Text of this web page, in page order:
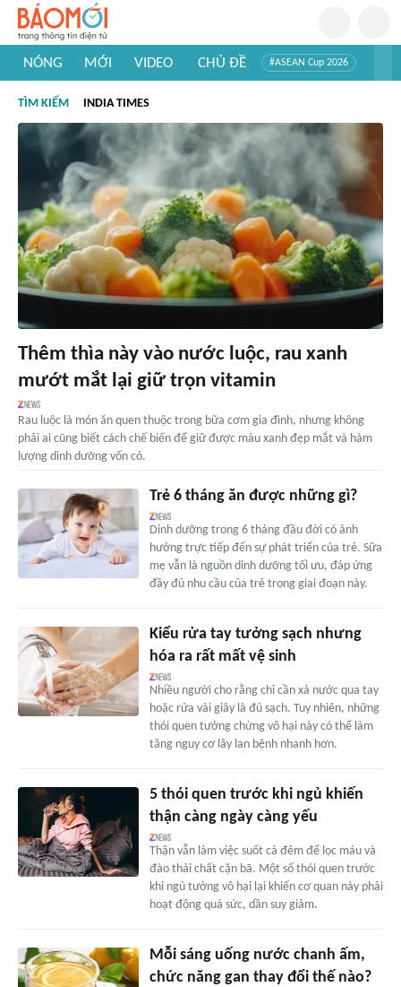
NÓNG MỚI VIDEO CHỦ ĐỀ #ASEAN Cup 2026
#Khám phá thế giới
TÌM KIẾM INDIA TIMES
Thêm thìa này vào nước luộc, rau xanh
mướt mắt lại giữ trọn vitamin
Rau luộc là món ăn quen thuộc trong bữa cơm gia đình, nhưng không
phải ai cũng biết cách chế biến để giữ được màu xanh đẹp mắt và hàm
lượng dinh dưỡng vốn có.
Trẻ 6 tháng ăn được những gì?
Dinh dưỡng trong 6 tháng đầu đời có ảnh
hưởng trực tiếp đến sự phát triển của trẻ. Sữa
mẹ vẫn là nguồn dinh dưỡng tối ưu, đáp ứng
đầy đủ nhu cầu của trẻ trong giai đoạn này.
Kiểu rửa tay tưởng sạch nhưng
hóa ra rất mất vệ sinh
Nhiều người cho rằng chỉ cần xả nước qua tay
hoặc rửa vài giây là đủ sạch. Tuy nhiên, những
thói quen tưởng chừng vô hại này có thể làm
tăng nguy cơ lây lan bệnh nhanh hơn.
5 thói quen trước khi ngủ khiến
thận càng ngày càng yếu
Thận vẫn làm việc suốt cả đêm để lọc máu và
đào thải chất cặn bã. Một số thói quen trước
khi ngủ tưởng vô hại lại khiến cơ quan này phải
hoạt động quá sức, dần suy giảm.
Mỗi sáng uống nước chanh ấm,
chức năng gan thay đổi thế nào?